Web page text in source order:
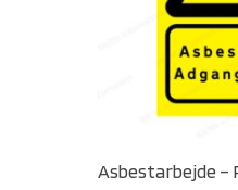
Asbestarbejde –